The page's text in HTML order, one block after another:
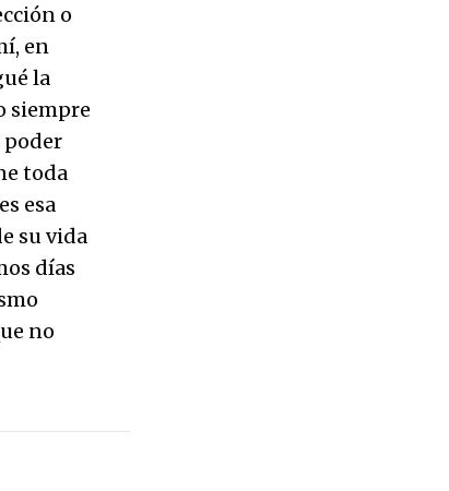
o
en
la
siempre
poder
toda
esa
su vida
días
no